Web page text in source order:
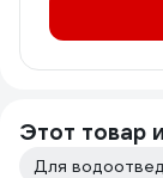
Этот товар
Для